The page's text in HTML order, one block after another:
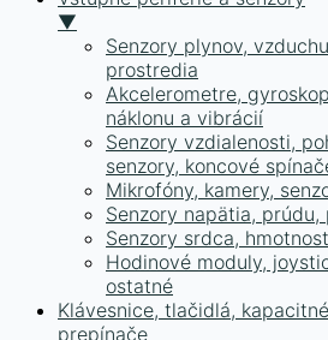
▼
Senzory plynov,
prostredia
Akcelerometre,
náklonu a vibrácií
Senzory vzdialenosti,
senzory, koncové
Mikrofóny, kamery,
Senzory napätia,
Senzory srdca,
Hodinové moduly,
ostatné
Klávesnice, tlačidlá,
prepínače